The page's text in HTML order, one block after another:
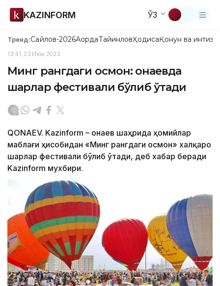
KAZINFORM ЎЗ
Тренд:Сайлов-2026АқордаТайинловҲодисаҚонун ва
13:41, 23 Июн 2023
Минг рангдаги осмон: Қонаевда
шарлар фестивали бўлиб ўтади
QONAEV. Kazinform – Қонаев шаҳрида ҳомийлар
маблағи ҳисобидан «Минг рангдаги осмон» халқаро
шарлар фестивали бўлиб ўтади, деб хабар беради
Kazinform мухбири.